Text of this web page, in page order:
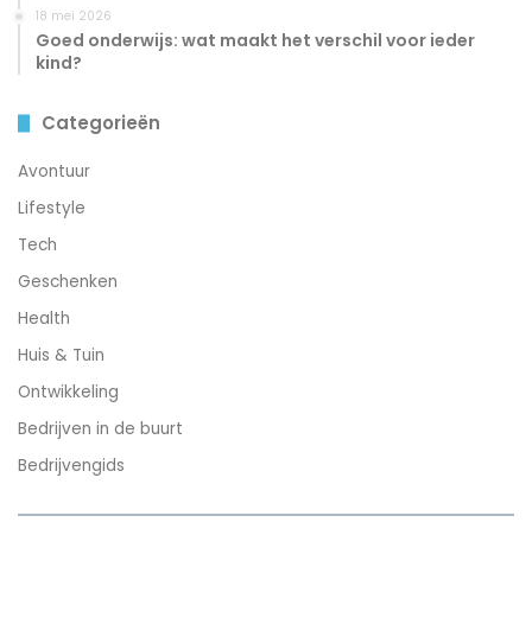
18 mei 2026
Goed onderwijs: wat maakt het verschil voor ieder
kind?
Categorieën
Avontuur
Lifestyle
Tech
Geschenken
Health
Huis & Tuin
Ontwikkeling
Bedrijven in de buurt
Bedrijvengids